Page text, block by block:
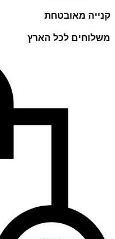
קנייה מאובטחת
משלוחים לכל הארץ